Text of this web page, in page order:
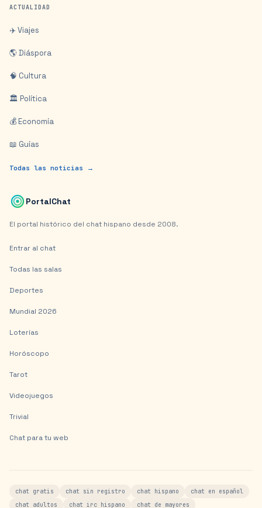
ACTUALIDAD
✈️ Viajes
🌎 Diáspora
🧠 Cultura
🏛️ Política
💰 Economía
📖 Guías
Todas las noticias →
PortalChat
El portal histórico del chat hispano desde 2008.
Entrar al chat
Todas las salas
Deportes
Mundial 2026
Loterías
Horóscopo
Tarot
Videojuegos
Trivial
Chat para tu web
chat gratis chat sin registro chat hispano
chat en español
chat adultos
chat irc hispano chat de mayores